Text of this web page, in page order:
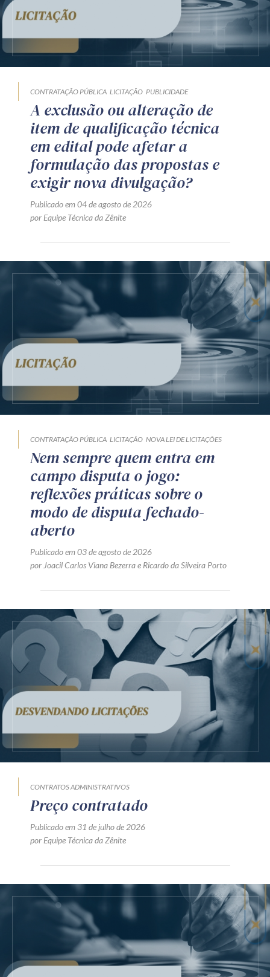
CONTRATAÇÃO PÚBLICA LICITAÇÃO PUBLICIDADE
A exclusão ou alteração de
item de qualificação técnica
em edital pode afetar a
formulação das propostas e
exigir nova divulgação?
Publicado em 04 de agosto de 2026
por Equipe Técnica da Zênite
CONTRATAÇÃO PÚBLICA LICITAÇÃO NOVA LEI DE LICITAÇÕES
Nem sempre quem entra em
campo disputa o jogo:
reflexões práticas sobre o
modo de disputa fechado-
aberto
Publicado em 03 de agosto de 2026
por Joacil Carlos Viana Bezerrae Ricardo da Silveira Porto
CONTRATOS ADMINISTRATIVOS
Preço contratado
Publicado em 31 de julho de 2026
por Equipe Técnica da Zênite